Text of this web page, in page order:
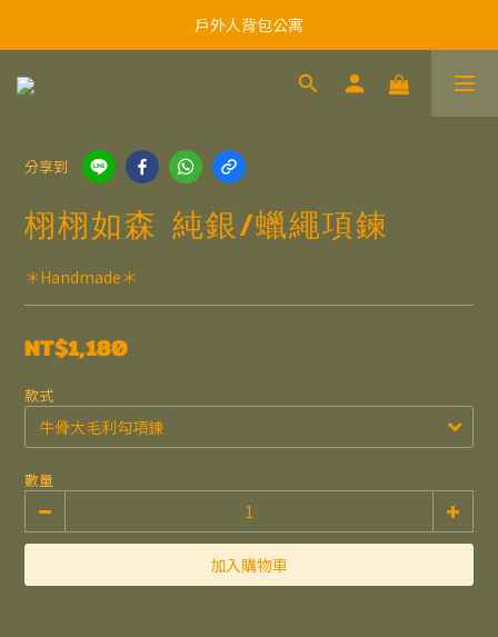
戶外人背包公寓
分享到
栩栩如森 純銀/蠟繩項鍊
＊Handmade＊
NT$1,180
款式
數量
加入購物車